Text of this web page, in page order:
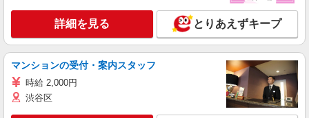
詳細を見る とりあえずキープ
マンションの受付・案内スタッフ
時給 2,000円
渋谷区